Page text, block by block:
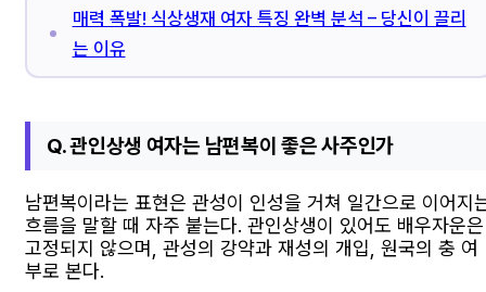
매력 폭발! 식상생재 여자 특징 완벽 분석 – 당신이 끌리
는 이유
Q. 관인상생 여자는 남편복이 좋은 사주인가
남편복이라는 표현은 관성이 인성을 거쳐 일간으로 이어지
흐름을 말할 때 자주 붙는다. 관인상생이 있어도 배우자운은
고정되지 않으며, 관성의 강약과 재성의 개입, 원국의 충 여
부로 본다.